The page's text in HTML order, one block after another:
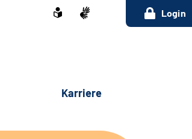
Login
Karriere